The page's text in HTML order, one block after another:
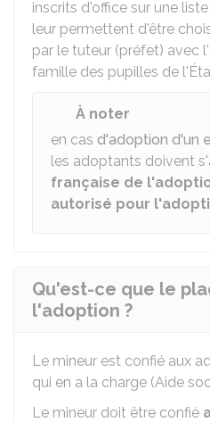
inscrits d'office sur une
leur permettent d'être
par le tuteur (préfet) avec
famille des pupilles de
À noter
en cas d'adoption d'un
les adoptants doivent
française de
autorisé pour
Qu'est-ce que le
l'adoption ?
Le mineur est confié aux
qui en a la charge (Aide
Le mineur doit être confié